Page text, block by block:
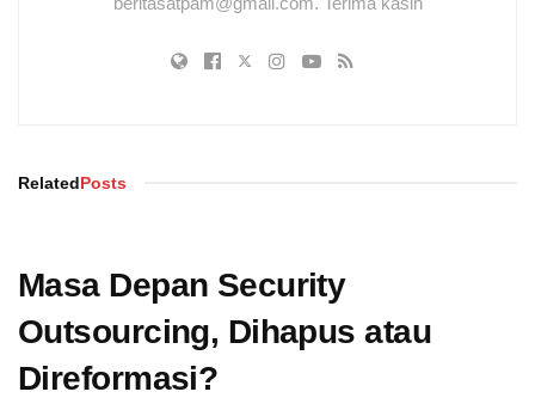
RelatedPosts
Masa Depan Security
Outsourcing, Dihapus atau
Direformasi?